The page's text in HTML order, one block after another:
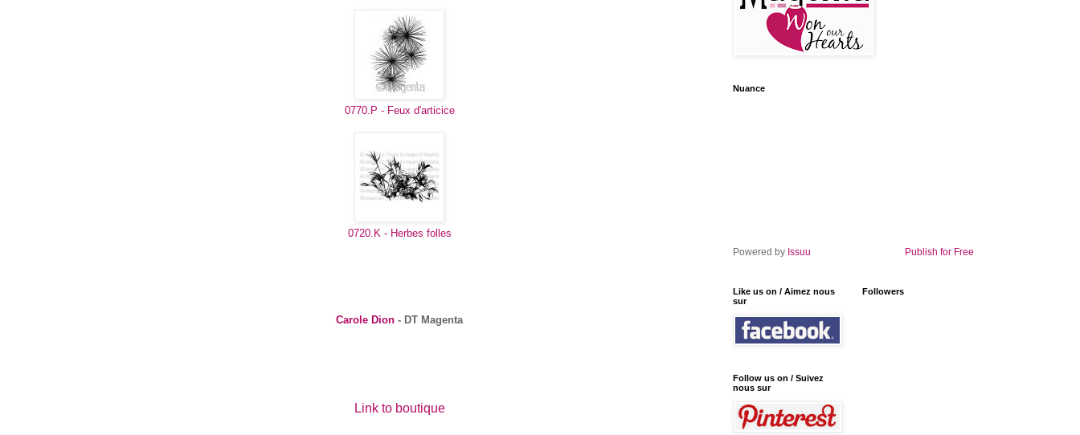
0770.P - Feux d'articice
0720.K - Herbes folles
Carole Dion - DT Magenta
Link to boutique
Nuance
Powered by Issuu Publish for Free
Like us on / Aimez nous
sur
Follow us on / Suivez
nous sur
Followers